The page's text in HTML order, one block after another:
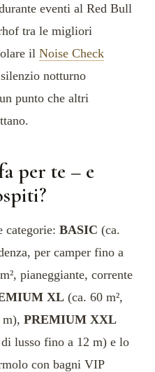
eventi al Red Bull
tra le migliori
il Noise Check
notturno
punto che altri
per te – e
categorie: BASIC (ca.
per camper fino a
pianeggiante, corrente
XL (ca. 60 m²,
PREMIUM XXL
lusso fino a 12 m) e lo
con bagni VIP